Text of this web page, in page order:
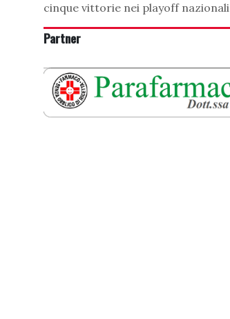
cinque vittorie nei playoff nazionali
Partner